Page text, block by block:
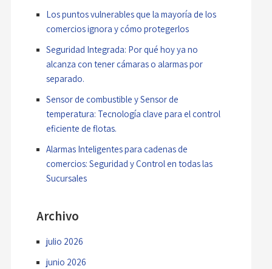
Los puntos vulnerables que la mayoría de los
comercios ignora y cómo protegerlos
Seguridad Integrada: Por qué hoy ya no
alcanza con tener cámaras o alarmas por
separado.
Sensor de combustible y Sensor de
temperatura: Tecnología clave para el control
eficiente de flotas.
Alarmas Inteligentes para cadenas de
comercios: Seguridad y Control en todas las
Sucursales
Archivo
julio 2026
junio 2026